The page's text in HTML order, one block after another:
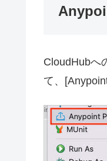
CloudHubへ
て、